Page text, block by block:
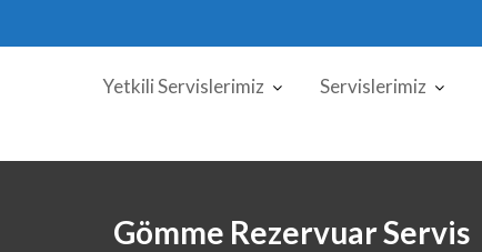
Yetkili Servislerimiz Servislerimiz
Gömme Rezervuar Servis